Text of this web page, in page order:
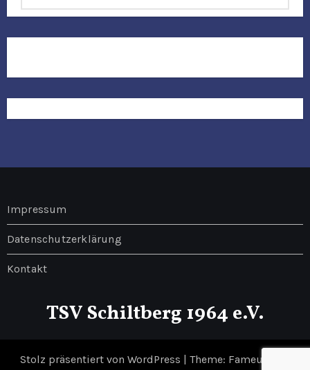
Impressum
Datenschutzerklärung
Kontakt
TSV Schiltberg 1964 e.V.
Stolz präsentiert von WordPress | Theme: Fameup von